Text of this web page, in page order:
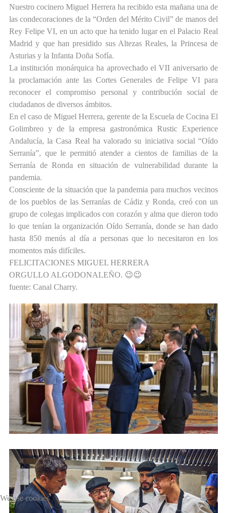
Nuestro cocinero Miguel Herrera ha recibido esta mañana una de
las condecoraciones de la “Orden del Mérito Civil” de manos del
Rey Felipe VI, en un acto que ha tenido lugar en el Palacio Real
Madrid y que han presidido sus Altezas Reales, la Princesa de
Asturias y la Infanta Doña Sofía.
La institución monárquica ha aprovechado el VII aniversario de
la proclamación ante las Cortes Generales de Felipe VI para
reconocer el compromiso personal y contribución social de
ciudadanos de diversos ámbitos.
En el caso de Miguel Herrera, gerente de la Escuela de Cocina El
Golimbreo y de la empresa gastronómica Rustic Experience
Andalucía, la Casa Real ha valorado su iniciativa social “Oído
Serranía”, que le permitió atender a cientos de familias de la
Serranía de Ronda en situación de vulnerabilidad durante la
pandemia.
Consciente de la situación que la pandemia para muchos vecinos
de los pueblos de las Serranías de Cádiz y Ronda, creó con un
grupo de colegas implicados con corazón y alma que dieron todo
lo que tenían la organización Oído Serranía, donde se han dado
hasta 850 menús al día a personas que lo necesitaron en los
momentos más difíciles.
FELICITACIONES MIGUEL HERRERA
ORGULLO ALGODONALEÑO. 😉😉
fuente: Canal Charry.
We use cookies